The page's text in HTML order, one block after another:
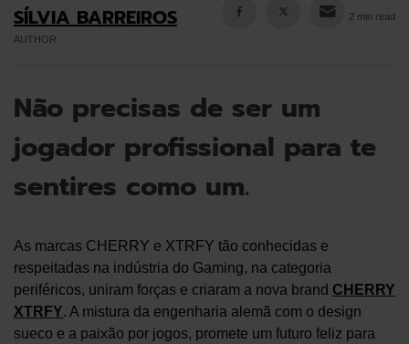
SÍLVIA BARREIROS
AUTHOR
2 min read
Não precisas de ser um
jogador profissional para te
sentires como um.
As marcas CHERRY e XTRFY tão conhecidas e
respeitadas na indústria do Gaming, na categoria
periféricos, uniram forças e criaram a nova brand CHERRY
XTRFY. A mistura da engenharia alemã com o design
sueco e a paixão por jogos, promete um futuro feliz para